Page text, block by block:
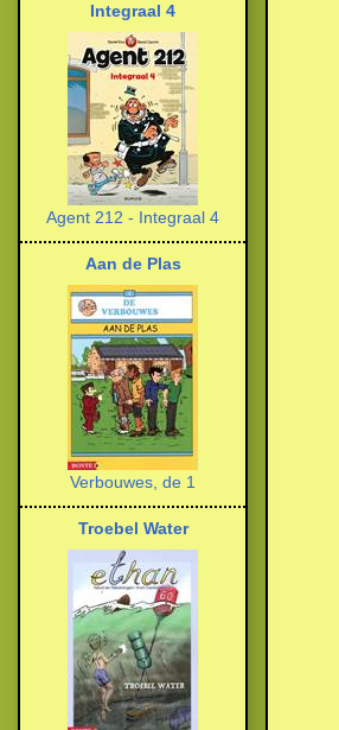
Integraal 4
Agent 212 - Integraal 4
Aan de Plas
Verbouwes, de 1
Troebel Water